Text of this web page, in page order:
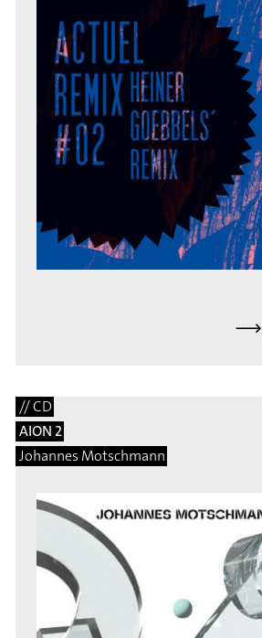
⟶
// CD
AION 2
Johannes Motschmann